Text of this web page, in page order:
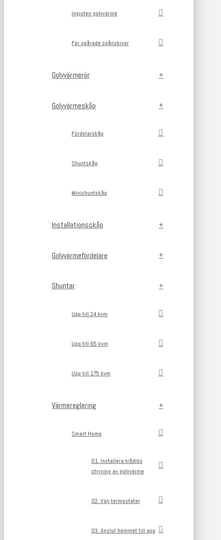
Ingjuten golvvärme
För spårade spånskivor
Golvvärmerör
Golvvärmeskåp
Fördelarskåp
Shuntskåp
Minishuntskåp
Installationsskåp
Golvvärmefördelare
Shuntar
Upp till 24 kvm
Upp till 65 kvm
Upp till 175 kvm
Värmereglering
Smart Home
01. Installera trådlös
styrning av golvvärme
02. Välj termostater
03. Anslut hemmet till app